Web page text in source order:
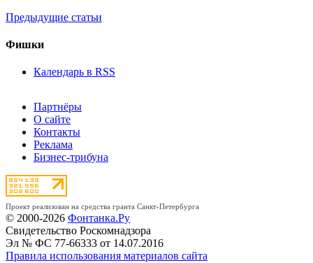
Предыдущие статьи
Фишки
Календарь в RSS
Партнёры
О сайте
Контакты
Реклама
Бизнес-трибуна
Проект реализован на средства гранта Санкт-Петербурга
© 2000-2026 Фонтанка.Ру
Свидетельство Роскомнадзора
Эл № ФС 77-66333 от 14.07.2016
Правила использования материалов сайта